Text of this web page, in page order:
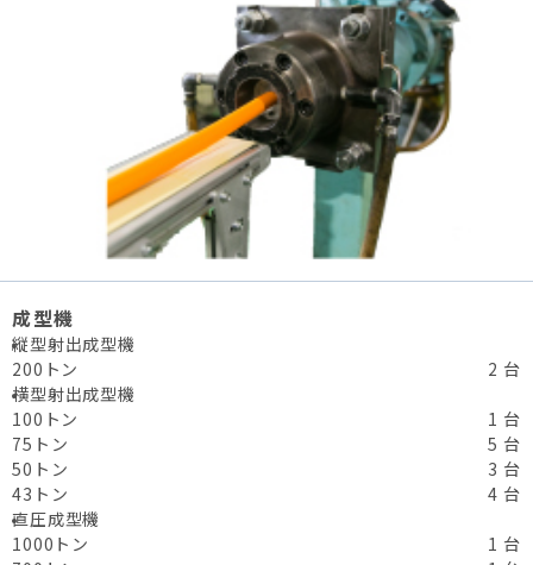
成型機
縦型射出成型機
200トン
2 台
横型射出成型機
100トン
1 台
75トン
5 台
50トン
3 台
43トン
4 台
直圧成型機
1000トン
1 台